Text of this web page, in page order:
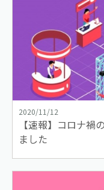
2020/11/12
【速報】コロナ禍
ました